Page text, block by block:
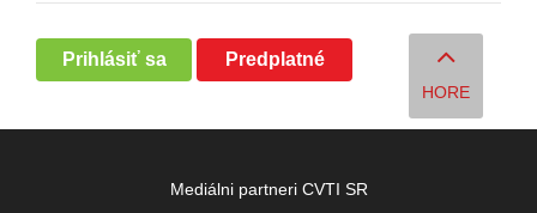
Prihlásiť sa Predplatné
HORE
Mediálni partneri CVTI SR